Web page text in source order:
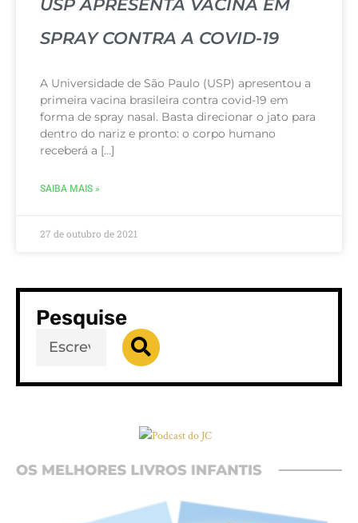
USP APRESENTA VACINA EM
SPRAY CONTRA A COVID-19
A Universidade de São Paulo (USP) apresentou a
primeira vacina brasileira contra covid-19 em
forma de spray nasal. Basta direcionar o jato para
dentro do nariz e pronto: o corpo humano
receberá a […]
SAIBA MAIS »
27 de outubro de 2021
Pesquise